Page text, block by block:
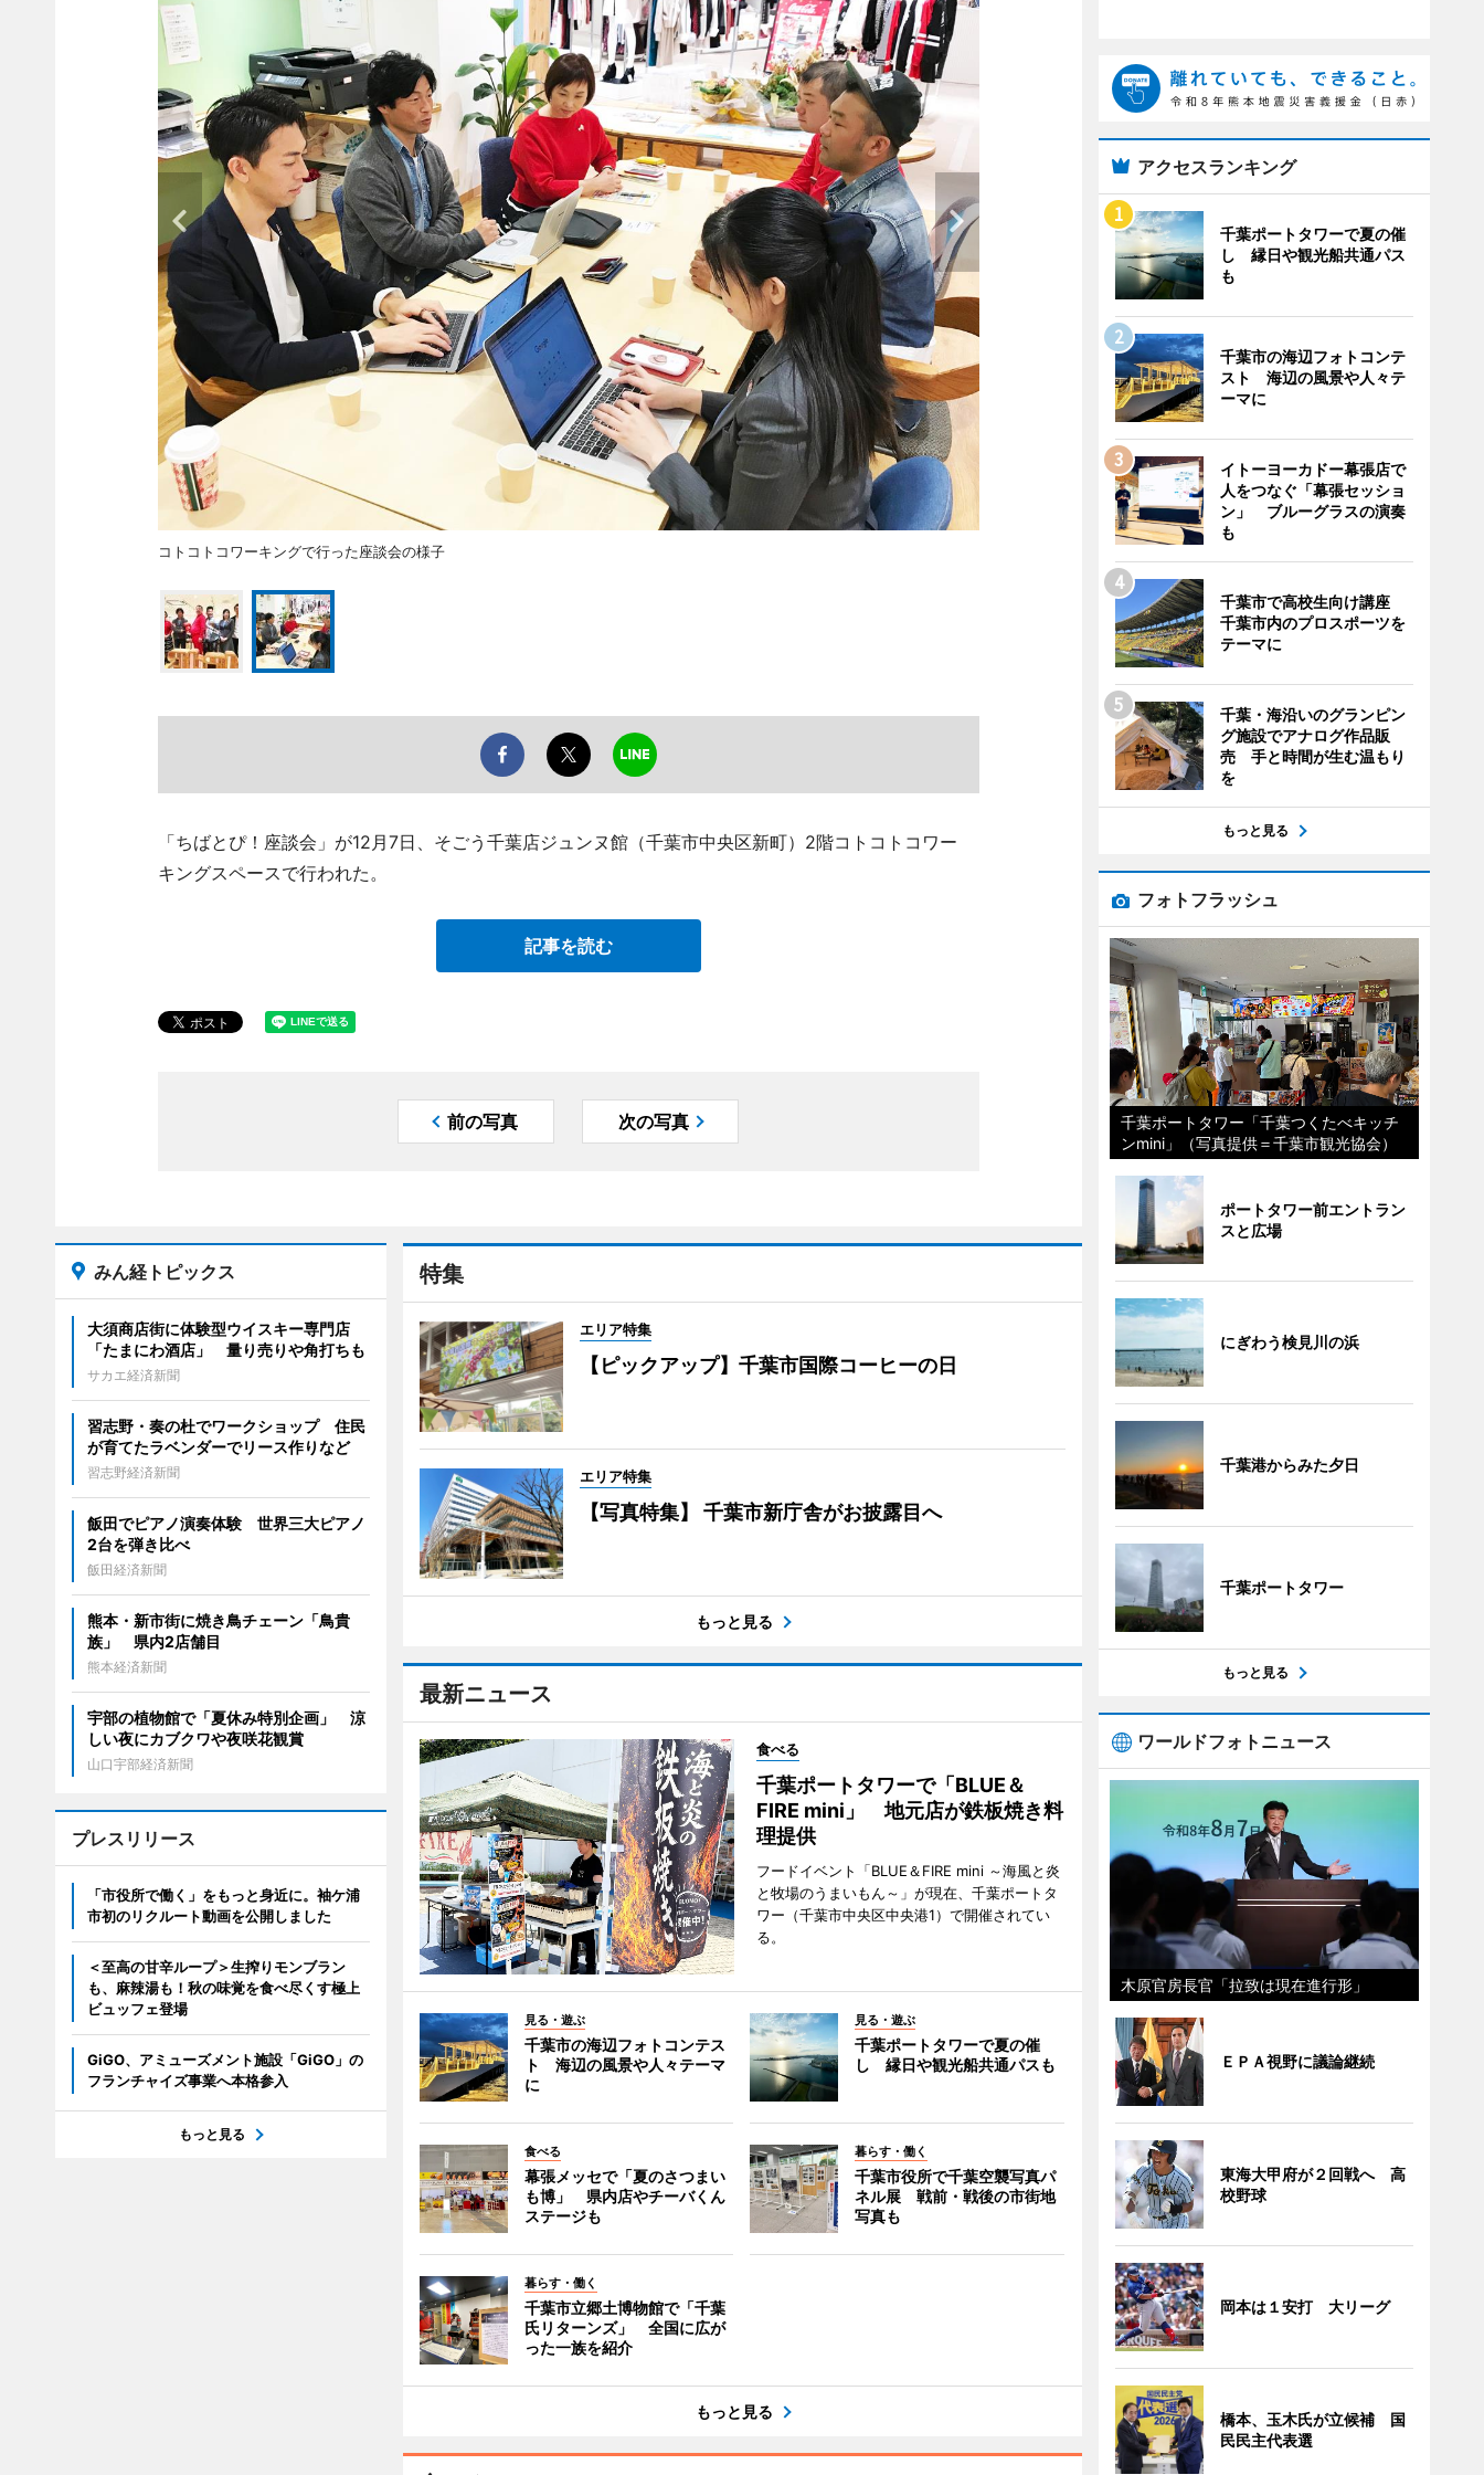
コトコトコワーキングで行った座談会の様子
「ちばとぴ！座談会」が12月7日、そごう千葉店ジュンヌ館（千葉市中央区新町）2階コトコトコワー
キングスペースで行われた。
記事を読む
前の写真 次の写真
特集
エリア特集
【ピックアップ】千葉市国際コーヒーの日
エリア特集
【写真特集】 千葉市新庁舎がお披露目へ
もっと見る
最新ニュース
食べる
千葉ポートタワーで「BLUE＆
FIRE mini」 地元店が鉄板焼き料
理提供
フードイベント「BLUE＆FIRE mini ～海風と炎
と牧場のうまいもん～」が現在、千葉ポートタ
ワー（千葉市中央区中央港1）で開催されてい
る。
見る・遊ぶ
千葉市の海辺フォトコンテス
ト 海辺の風景や人々テーマ
に
見る・遊ぶ
千葉ポートタワーで夏の催
し 縁日や観光船共通パスも
食べる
幕張メッセで「夏のさつまい
も博」 県内店やチーバくん
ステージも
暮らす・働く
千葉市役所で千葉空襲写真パ
ネル展 戦前・戦後の市街地
写真も
暮らす・働く
千葉市立郷土博物館で「千葉
氏リターンズ」 全国に広が
った一族を紹介
もっと見る
みん経トピックス
大須商店街に体験型ウイスキー専門店
「たまにわ酒店」 量り売りや角打ちも
サカエ経済新聞
習志野・奏の杜でワークショップ 住民
が育てたラベンダーでリース作りなど
習志野経済新聞
飯田でピアノ演奏体験 世界三大ピアノ
2台を弾き比べ
飯田経済新聞
熊本・新市街に焼き鳥チェーン「鳥貴
族」 県内2店舗目
熊本経済新聞
宇部の植物館で「夏休み特別企画」 涼
しい夜にカブクワや夜咲花観賞
山口宇部経済新聞
プレスリリース
「市役所で働く」をもっと身近に。袖ケ浦
市初のリクルート動画を公開しました
＜至高の甘辛ループ＞生搾りモンブラン
も、麻辣湯も！秋の味覚を食べ尽くす極上
ビュッフェ登場
GiGO、アミューズメント施設「GiGO」の
フランチャイズ事業へ本格参入
もっと見る
アクセスランキング
千葉ポートタワーで夏の催
し 縁日や観光船共通パス
も
千葉市の海辺フォトコンテ
スト 海辺の風景や人々テ
ーマに
イトーヨーカドー幕張店で
人をつなぐ「幕張セッショ
ン」 ブルーグラスの演奏
も
千葉市で高校生向け講座
千葉市内のプロスポーツを
テーマに
千葉・海沿いのグランピン
グ施設でアナログ作品販
売 手と時間が生む温もり
を
もっと見る
フォトフラッシュ
千葉ポートタワー「千葉つくたべキッチ
ンmini」（写真提供＝千葉市観光協会）
ポートタワー前エントラン
スと広場
にぎわう検見川の浜
千葉港からみた夕日
千葉ポートタワー
もっと見る
ワールドフォトニュース
木原官房長官「拉致は現在進行形」
ＥＰＡ視野に議論継続
東海大甲府が２回戦へ 高
校野球
岡本は１安打 大リーグ
橋本、玉木氏が立候補 国
民民主代表選